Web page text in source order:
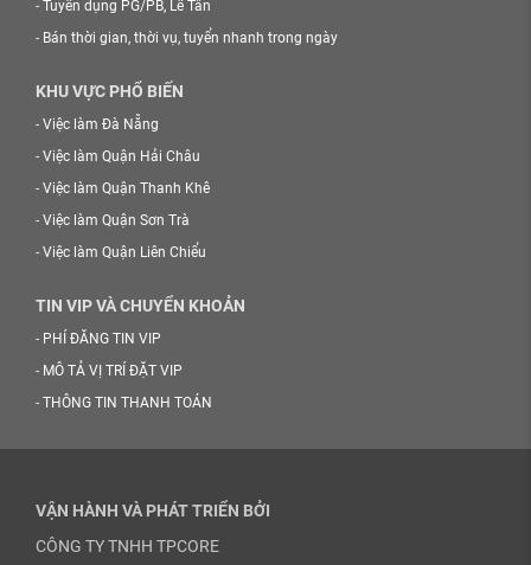
- Tuyển dụng PG/PB, Lễ Tân
- Bán thời gian, thời vụ, tuyển nhanh trong ngày
KHU VỰC PHỔ BIẾN
- Việc làm Đà Nẵng
- Việc làm Quận Hải Châu
- Việc làm Quận Thanh Khê
- Việc làm Quận Sơn Trà
- Việc làm Quận Liên Chiểu
TIN VIP VÀ CHUYỂN KHOẢN
- PHÍ ĐĂNG TIN VIP
- MÔ TẢ VỊ TRÍ ĐẶT VIP
- THÔNG TIN THANH TOÁN
VẬN HÀNH VÀ PHÁT TRIỂN BỞI
CÔNG TY TNHH TPCORE